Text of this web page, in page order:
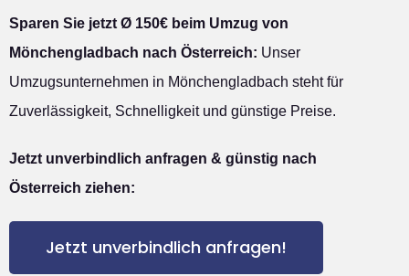
Sparen Sie jetzt Ø 150€ beim Umzug von
Mönchengladbach nach Österreich: Unser
Umzugsunternehmen in Mönchengladbach steht für
Zuverlässigkeit, Schnelligkeit und günstige Preise.
Jetzt unverbindlich anfragen & günstig nach
Österreich ziehen:
Jetzt unverbindlich anfragen!